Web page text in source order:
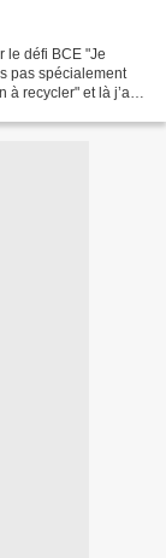
le défi BCE "Je
pas spécialement
à recycler" et là j’ai